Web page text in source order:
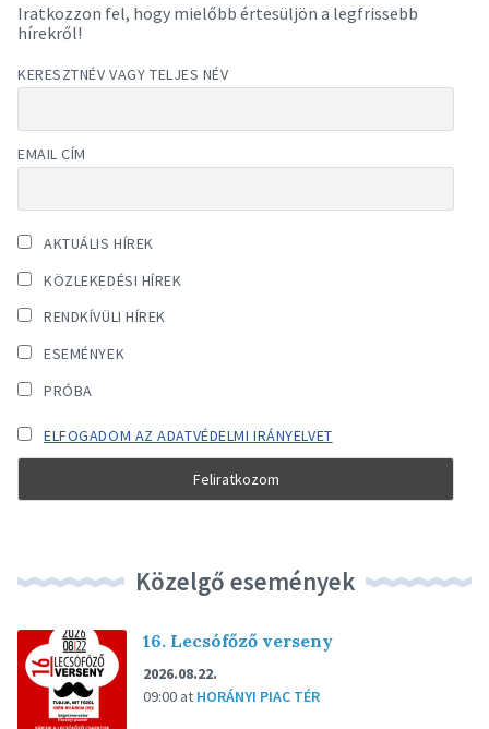
Iratkozzon fel, hogy mielőbb értesüljön a legfrissebb
hírekről!
KERESZTNÉV VAGY TELJES NÉV
EMAIL CÍM
AKTUÁLIS HÍREK
KÖZLEKEDÉSI HÍREK
RENDKÍVÜLI HÍREK
ESEMÉNYEK
PRÓBA
ELFOGADOM AZ ADATVÉDELMI IRÁNYELVET
Közelgő események
16. Lecsófőző verseny
2026.08.22.
09:00 at HORÁNYI PIAC TÉR